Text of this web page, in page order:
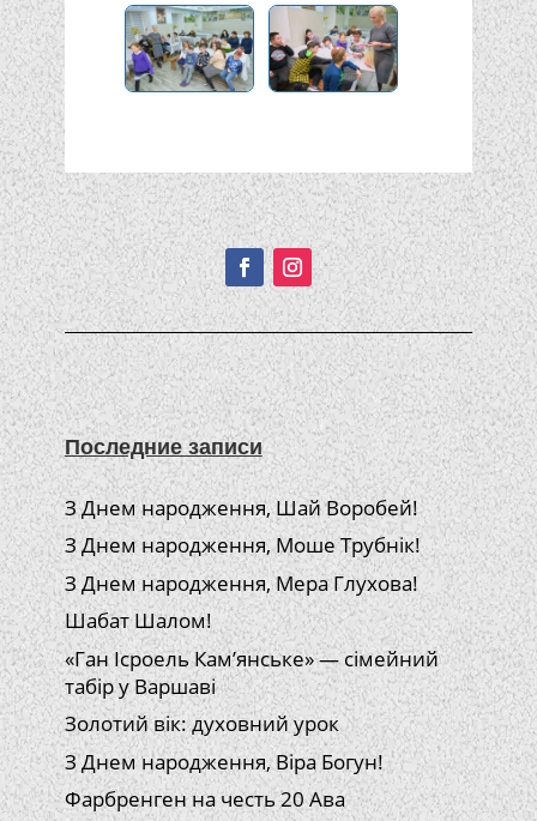
Подписывайтесь!
Последние записи
З Днем народження, Шай Воробей!
З Днем народження, Моше Трубнік!
З Днем народження, Мера Глухова!
Шабат Шалом!
«Ган Ісроель Кам’янське» — сімейний
табір у Варшаві
Золотий вік: духовний урок
З Днем народження, Віра Богун!
Фарбренген на честь 20 Ава